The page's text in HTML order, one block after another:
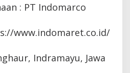
: PT Indomarco
www.indomaret.co.id/
Indramayu, Jawa